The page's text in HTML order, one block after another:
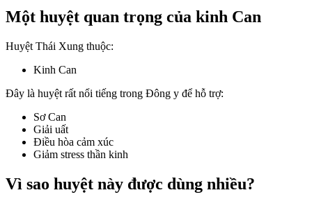
Một huyệt quan trọng của kinh Can
Huyệt Thái Xung thuộc:
Kinh Can
Đây là huyệt rất nổi tiếng trong Đông y để hỗ trợ:
Sơ Can
Giải uất
Điều hòa cảm xúc
Giảm stress thần kinh
Vì sao huyệt này được dùng nhiều?